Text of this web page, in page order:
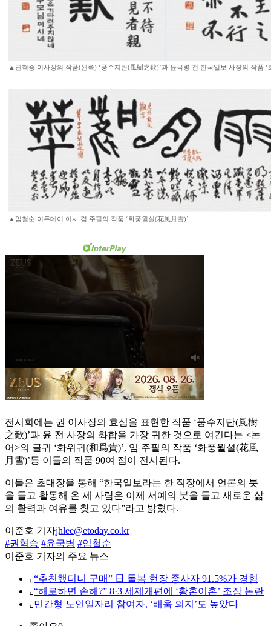
▲권혁승 이사장의 작품(왼쪽) ‘풍수지탄(風樹之歎)’과 윤국병 전 한국일보 사장의 작품 ‘
▲임철순 이투데이 이사 겸 주필의 작품 ‘화풍월설(花風月雪)’.
전시회에는 권 이사장의 효심을 표현한 작품 ‘풍수지탄(風樹
之歎)’과 윤 전 사장의 화합을 가장 귀한 것으로 여긴다는 <논
어>의 글귀 ‘화위귀(和爲貴)’, 임 주필의 작품 ‘화풍월설(花風
月雪)’등 이들의 작품 90여 점이 전시된다.
이들은 초대장을 통해 “한국일보라는 한 직장에서 언론의 붓
을 들고 활동해 온 세 사람은 이제 서예의 붓을 들고 새로운 삶
의 활력과 여유를 찾고 있다”라고 밝혔다.
이준호 기자jhlee@etoday.co.kr
#권혁승 #윤국병 #임철순
이준호 기자의 주요 뉴스
⌞ “추천했더니 구매” 日 돌봄 현장 종사자 91.5%가 경험
⌞ “해로하면 손해?” 8·3 세제개편에 ‘황혼이혼’ 조장 논란
⌞ 민간형 노인일자리 참여자, ‘배움 의지’도 높았다